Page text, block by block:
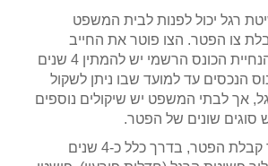
רגל יכול לפנות לבית המשפט
צו הפטר. הצו פוטר את החייב
מחובותיו, ועל פי הנחיית הכונס הרשמי יש להמתין 4 שנים
הנכסים עד למועד שבו ניתן לשקול
אך לבתי המשפט יש שיקולים נוספים
סוגים שונים של הפטר.
באופן כללי, לאחר קבלת הפטר, בדרך כלל כ-4 שנים